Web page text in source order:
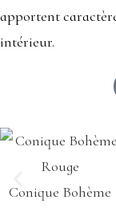
apportent
intérieur.
Conique Bohème